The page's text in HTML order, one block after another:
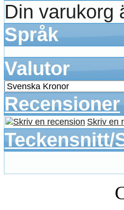
Din varukorg
Språk
Valutor
Recensioner
Skriv en
Teckensnitt/